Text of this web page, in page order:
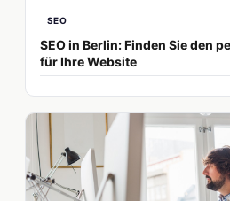
SEO
SEO in Berlin: Finden Sie den
für Ihre Website